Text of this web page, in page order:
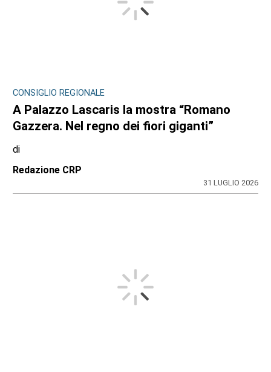
CONSIGLIO REGIONALE
A Palazzo Lascaris la mostra “Romano
Gazzera. Nel regno dei fiori giganti”
di
Redazione CRP
31 LUGLIO 2026